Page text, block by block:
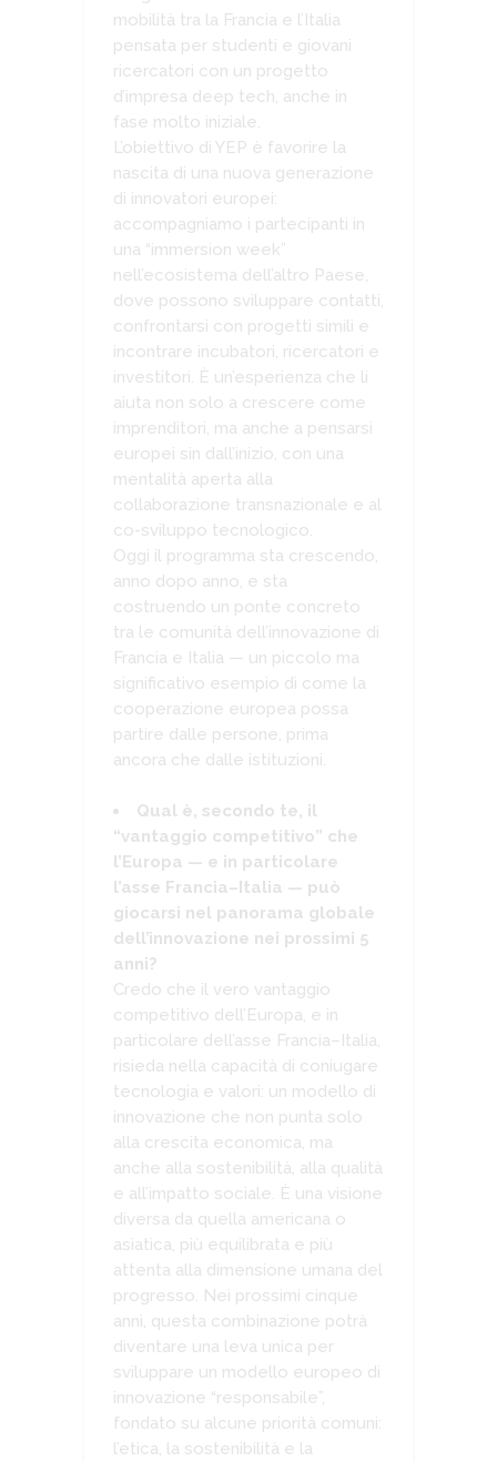
mobilità tra la Francia e l’Italia
pensata per studenti e giovani
ricercatori con un progetto
d’impresa deep tech, anche in
fase molto iniziale.
L’obiettivo di YEP è favorire la
nascita di una nuova generazione
di innovatori europei:
accompagniamo i partecipanti in
una “immersion week”
nell’ecosistema dell’altro Paese,
dove possono sviluppare contatti,
confrontarsi con progetti simili e
incontrare incubatori, ricercatori e
investitori. È un’esperienza che li
aiuta non solo a crescere come
imprenditori, ma anche a pensarsi
europei sin dall’inizio, con una
mentalità aperta alla
collaborazione transnazionale e al
co-sviluppo tecnologico.
Oggi il programma sta crescendo,
anno dopo anno, e sta
costruendo un ponte concreto
tra le comunità dell’innovazione di
Francia e Italia — un piccolo ma
significativo esempio di come la
cooperazione europea possa
partire dalle persone, prima
ancora che dalle istituzioni.
Qual è, secondo te, il
“vantaggio competitivo” che
l’Europa — e in particolare
l’asse Francia–Italia — può
giocarsi nel panorama globale
dell’innovazione nei prossimi 5
anni?
Credo che il vero vantaggio
competitivo dell’Europa, e in
particolare dell’asse Francia–Italia,
risieda nella capacità di coniugare
tecnologia e valori: un modello di
innovazione che non punta solo
alla crescita economica, ma
anche alla sostenibilità, alla qualità
e all’impatto sociale. È una visione
diversa da quella americana o
asiatica, più equilibrata e più
attenta alla dimensione umana del
progresso. Nei prossimi cinque
anni, questa combinazione potrà
diventare una leva unica per
sviluppare un modello europeo di
innovazione “responsabile”,
fondato su alcune priorità comuni:
l’etica, la sostenibilità e la